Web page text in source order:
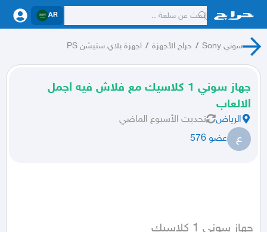
AR
سوني Sony / حراج الأجهزة / اجهزة بلاي ستيشن PS
جهاز سوني 1 كلاسيك مع فلاش فيه اجمل
الالعاب
الرياض تحديث الأسبوع الماضي
ع عضو 576